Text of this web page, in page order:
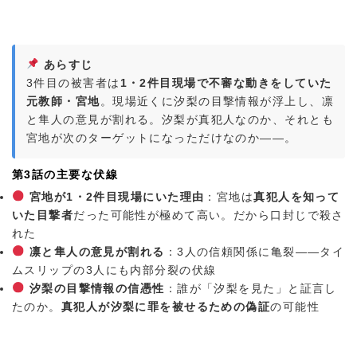
あらすじ
3件目の被害者は 1・2件目現場で不審な動きをしていた
元教師・宮地。現場近くに汐梨の目撃情報が浮上し、凛
と隼人の意見が割れる。汐梨が真犯人なのか、それとも
宮地が次のターゲットになっただけなのか——。
第3話の主要な伏線
宮地が1・2件目現場にいた理由 ：宮地は真犯人を知って
いた目撃者だった可能性が極めて高い。だから口封じで殺さ
れた
凛と隼人の意見が割れる ：3人の信頼関係に亀裂——タイ
ムスリップの3人にも内部分裂の伏線
汐梨の目撃情報の信憑性 ：誰が「汐梨を見た」と証言し
たのか。 真犯人が汐梨に罪を被せるための偽証の可能性